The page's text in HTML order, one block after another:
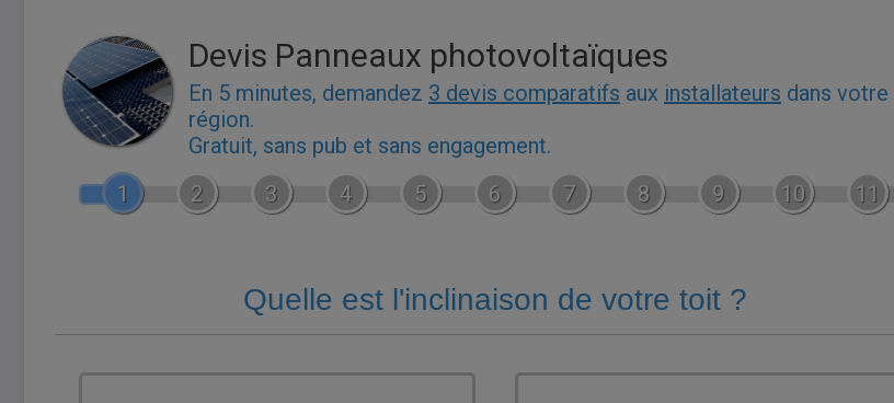
Devis Panneaux photovoltaïques
En 5 minutes, demandez 3 devis comparatifs aux installateurs dans votre
région.
Gratuit, sans pub et sans engagement.
1
2 3 4 5 6 7 8 9 10 11
Quelle est l'inclinaison de votre toit ?